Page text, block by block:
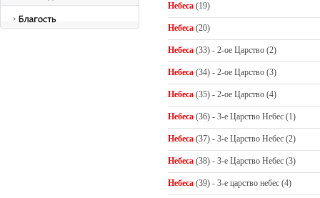
Небеса (19)
Небеса (20)
Небеса (33) - 2-ое Царство (2)
Небеса (34) - 2-ое Царство (3)
Небеса (35) - 2-ое Царство (4)
Небеса (36) - 3-е Царство Небес (1)
Небеса (37) - 3-е Царство Небес (2)
Небеса (38) - 3-е Царство Небес (3)
Небеса (39) - 3-е царство небес (4)